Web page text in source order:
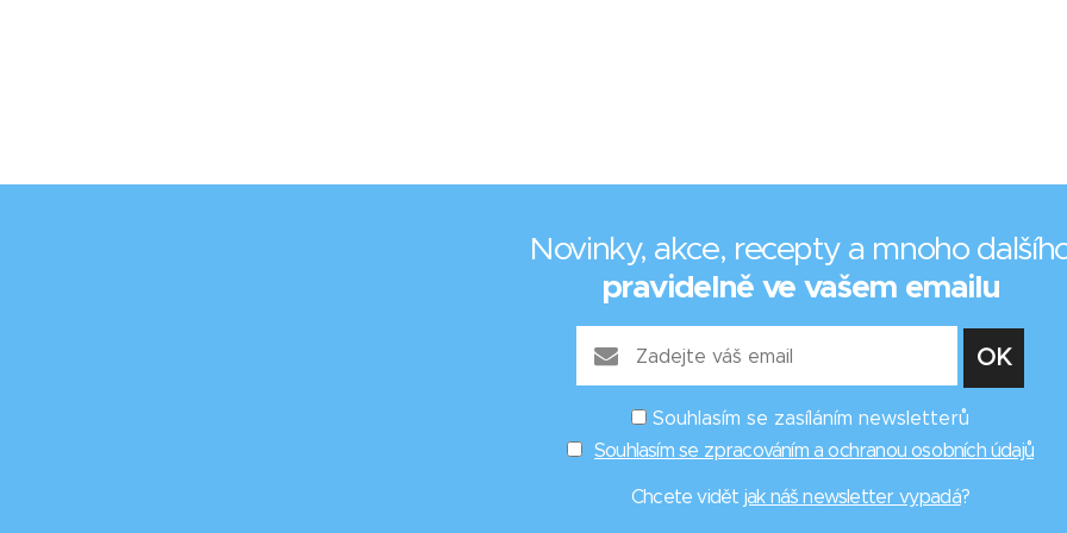
Novinky, akce, recepty a mnoho
pravidelně ve vašem emailu
Souhlasím se zasíláním newsletterů
Souhlasím se zpracováním a ochranou osobních údajů
Chcete vidět jak náš newsletter vypadá?